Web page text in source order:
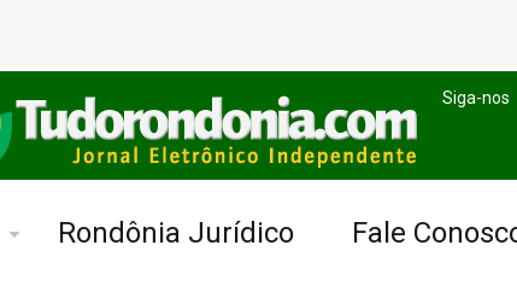
Siga-nos
Rondônia Jurídico Fale